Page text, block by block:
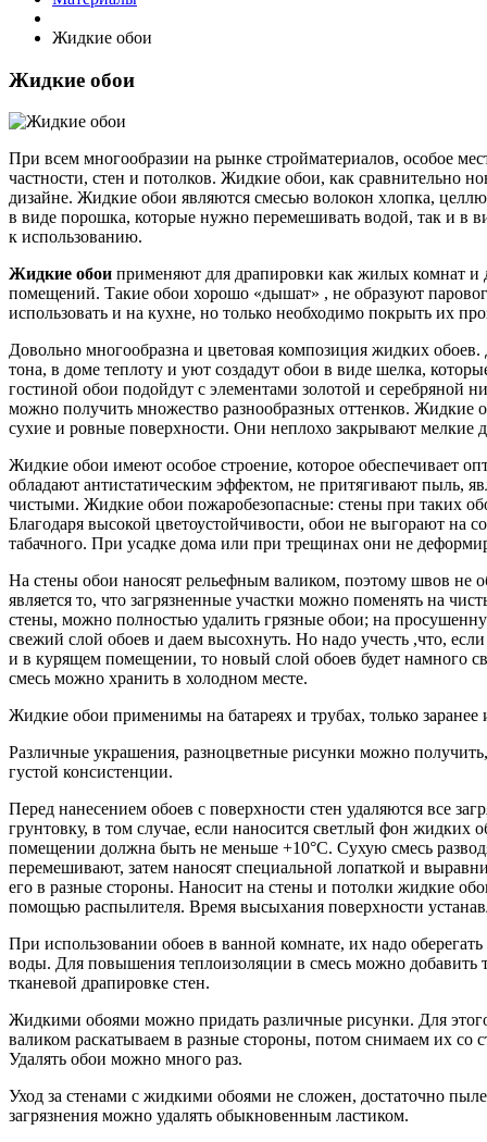
Жидкие обои
Жидкие обои
При всем многообразии на рынке стройматериалов, особое
частности, стен и потолков. Жидкие обои, как сравнительно
дизайне. Жидкие обои являются смесью волокон хлопка,
в виде порошка, которые нужно перемешивать водой, так и в
к использованию.
Жидкие обои применяют для драпировки как жилых комнат
помещений. Такие обои хорошо «дышат» , не образуют
использовать и на кухне, но только необходимо покрыть их
Довольно многообразна и цветовая композиция жидких
тона, в доме теплоту и уют создадут обои в виде шелка,
гостиной обои подойдут с элементами золотой и серебряной
можно получить множество разнообразных оттенков. Жидкие
сухие и ровные поверхности. Они неплохо закрывают мелкие
Жидкие обои имеют особое строение, которое обеспечивает
обладают антистатическим эффектом, не притягивают пыль,
чистыми. Жидкие обои пожаробезопасные: стены при таких
Благодаря высокой цветоустойчивости, обои не выгорают на
табачного. При усадке дома или при трещинах они не
На стены обои наносят рельефным валиком, поэтому швов не
является то, что загрязненные участки можно поменять на
стены, можно полностью удалить грязные обои; на
свежий слой обоев и даем высохнуть. Но надо учесть ,что,
и в курящем помещении, то новый слой обоев будет намного
смесь можно хранить в холодном месте.
Жидкие обои применимы на батареях и трубах, только
Различные украшения, разноцветные рисунки можно
густой консистенции.
Перед нанесением обоев с поверхности стен удаляются все
грунтовку, в том случае, если наносится светлый фон жидких
помещении должна быть не меньше +10°С. Сухую смесь
перемешивают, затем наносят специальной лопаткой и
его в разные стороны. Наносит на стены и потолки жидкие
помощью распылителя. Время высыхания поверхности
При использовании обоев в ванной комнате, их надо
воды. Для повышения теплоизоляции в смесь можно добавить
тканевой драпировке стен.
Жидкими обоями можно придать различные рисунки. Для
валиком раскатываем в разные стороны, потом снимаем их со
Удалять обои можно много раз.
Уход за стенами с жидкими обоями не сложен, достаточно
загрязнения можно удалять обыкновенным ластиком.